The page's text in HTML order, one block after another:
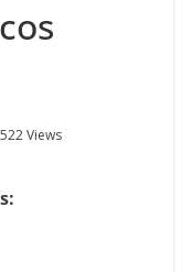
522 Views